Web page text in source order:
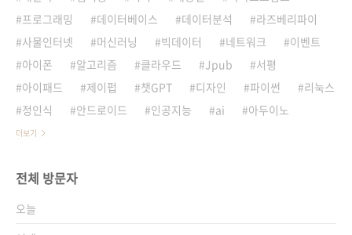
프로그래밍
데이터베이스 데이터분석
라즈베리파이
사물인터넷
머신러닝 빅데이터 네트워크
이벤트
아이폰
알고리즘 클라우드 Jpub
서평
아이패드
제이펍 챗GPT 디자인 파이썬
리눅스
정인식
안드로이드 인공지능 ai 아두이노
더보기
전체 방문자
오늘